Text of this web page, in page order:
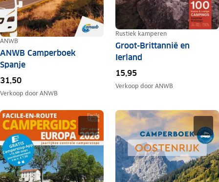
ANWB
ANWB Camperboek
Spanje
31,50
Verkoop doorANWB
Rustiek kamperen
Groot-Brittannië en
Ierland
15,95
Verkoop doorANWB